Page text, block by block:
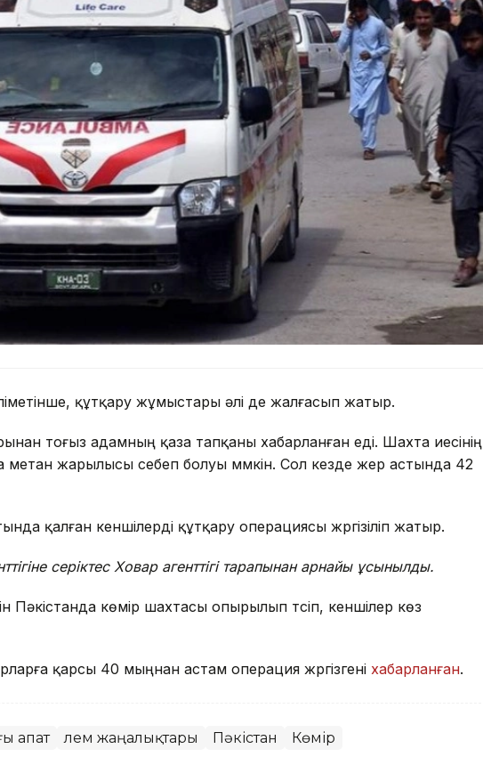
құтқару жұмыстары әлі де жалғасып жатыр.
тоғыз адамның қаза тапқаны хабарланған еді. Шахта иесінің
метан жарылысы себеп болуы мүмкін. Сол кезде жер астында 42
қалған кеншілерді құтқару операциясы жүргізіліп жатыр.
серіктес Ховар агенттігі тарапынан арнайы ұсынылды.
Пәкістанда көмір шахтасы опырылып түсіп, кеншілер көз
қарсы 40 мыңнан астам операция жүргізгені хабарланған.
апат Әлем жаңалықтары Пәкістан Көмір